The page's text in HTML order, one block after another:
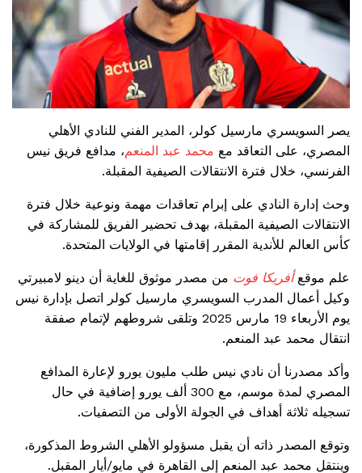
يصر السويسري مارسيل كولر، المدير الفني للنادي الأهلي
المصري، على التعاقد مع محمد عبد المنعم، مدافع فريق نيس
الفرنسي، خلال فترة الانتقالات الصيفية المقبلة.
وحث إدارة النادي على إبرام تعاقدات مهمة ونوعية خلال فترة
الانتقالات الصيفية المقبلة، بهدف تحضير الفريق للمشاركة في
كأس العالم للأندية المقرر إقامتها في الولايات المتحدة.
علم موقع أفريكا فوت من مصدر موثوق للغاية أن دينو لامبيرتي
وكيل أعمال المدرب السويسري مارسيل كولر اتصل بإدارة نيس
يوم الأربعاء 19 مارس 2025 وتلقى شروطهم لإتمام صفقة
انتقال محمد عبد المنعم.
وأكد مصدرنا أن نادي نيس طلب مليون يورو لإعارة المدافع
المصري لمدة موسم، مع 300 ألف يورو إضافية في حال
تسجيله ثلاثة أهداف في الجولة الأولى من التصفيات.
وتوقع المصدر ذاته أن يقبل مسؤولو الأهلي الشروط المذكورة،
وينتقل محمد عبد المنعم إلى القاهرة في مايو/أيار المقبل.